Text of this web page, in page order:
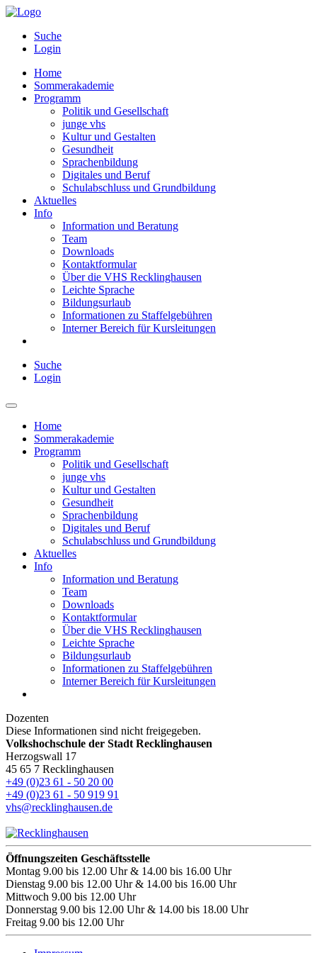
Suche
Login
Home
Sommerakademie
Programm
Politik und Gesellschaft
junge vhs
Kultur und Gestalten
Gesundheit
Sprachenbildung
Digitales und Beruf
Schulabschluss und Grundbildung
Aktuelles
Info
Information und Beratung
Team
Downloads
Kontaktformular
Über die VHS Recklinghausen
Leichte Sprache
Bildungsurlaub
Informationen zu Staffelgebühren
Interner Bereich für Kursleitungen
Suche
Login
Home
Sommerakademie
Programm
Politik und Gesellschaft
junge vhs
Kultur und Gestalten
Gesundheit
Sprachenbildung
Digitales und Beruf
Schulabschluss und Grundbildung
Aktuelles
Info
Information und Beratung
Team
Downloads
Kontaktformular
Über die VHS Recklinghausen
Leichte Sprache
Bildungsurlaub
Informationen zu Staffelgebühren
Interner Bereich für Kursleitungen
Dozenten
Diese Informationen sind nicht freigegeben.
Volkshochschule der Stadt Recklinghausen
Herzogswall 17
45 65 7 Recklinghausen
+49 (0)23 61 - 50 20 00
+49 (0)23 61 - 50 919 91
vhs@recklinghausen.de
Öffnungszeiten Geschäftsstelle
Montag 9.00 bis 12.00 Uhr & 14.00 bis 16.00 Uhr
Dienstag 9.00 bis 12.00 Uhr & 14.00 bis 16.00 Uhr
Mittwoch 9.00 bis 12.00 Uhr
Donnerstag 9.00 bis 12.00 Uhr & 14.00 bis 18.00 Uhr
Freitag 9.00 bis 12.00 Uhr